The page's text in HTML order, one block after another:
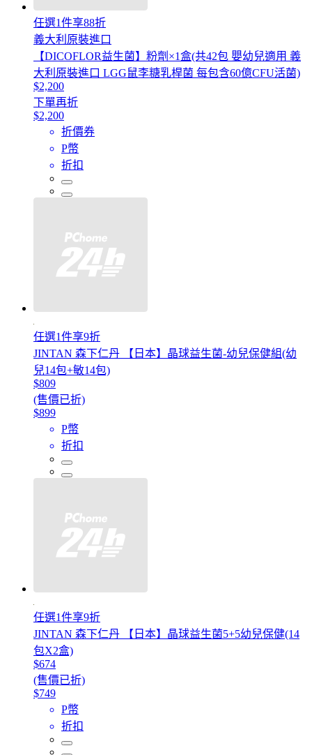
任選1件享88折
義大利原裝進口
【DICOFLOR益生菌】粉劑×1盒(共42包 嬰幼兒適用 義
大利原裝進口 LGG鼠李糖乳桿菌 每包含60億CFU活菌)
$2,200
下單再折
$2,200
折價券
P幣
折扣
任選1件享9折
JINTAN 森下仁丹 【日本】晶球益生菌-幼兒保健組(幼
兒14包+敏14包)
$809
(售價已折)
$899
P幣
折扣
任選1件享9折
JINTAN 森下仁丹 【日本】晶球益生菌5+5幼兒保健(14
包X2盒)
$674
(售價已折)
$749
P幣
折扣